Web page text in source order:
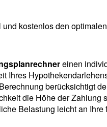
kostenlos den optimalen
einen
Ihres
berücksichtigt
die Höhe der Zahlung
Belastung leicht an